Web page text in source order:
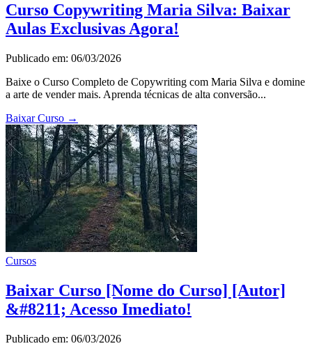
Curso Copywriting Maria Silva: Baixar
Aulas Exclusivas Agora!
Publicado em: 06/03/2026
Baixe o Curso Completo de Copywriting com Maria Silva e domine
a arte de vender mais. Aprenda técnicas de alta conversão...
Baixar Curso →
Cursos
Baixar Curso [Nome do Curso] [Autor]
&#8211; Acesso Imediato!
Publicado em: 06/03/2026